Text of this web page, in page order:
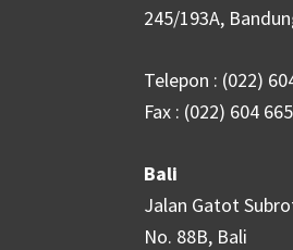
245/193A,
Telepon : (022)
Fax : (022) 604
Bali
Jalan Gatot
No. 88B, Bali